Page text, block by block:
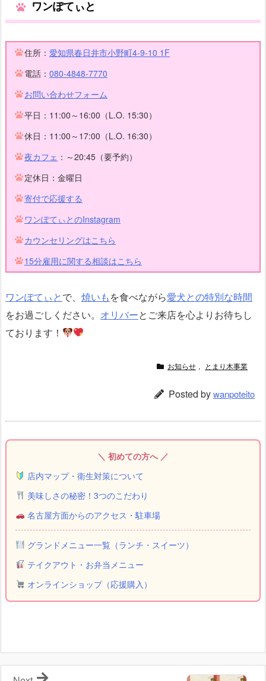
ワンぽてぃと
住所： 愛知県春日井市小野町4-9-10 1F
電話： 080-4848-7770
お問い合わせフォーム
平日：11:00～16:00（L.O. 15:30）
休日：11:00～17:00（L.O. 16:30）
夜カフェ ：～20:45（要予約）
定休日：金曜日
寄付で応援する
ワンぽてぃとのInstagram
カウンセリングはこちら
15分雇用に関する相談はこちら
ワンぽてぃとで、 焼いもを食べながら愛犬との特別な時間
をお過ごしください。 オリバーとご来店を心よりお待ちし
ております！
お知らせ , とまり木事業
Posted bywanpoteito
＼ 初めての方へ ／
店内マップ・衛生対策について
美味しさの秘密！3つのこだわり
名古屋方面からのアクセス・駐車場
グランドメニュー一覧（ランチ・スイーツ）
テイクアウト・お弁当メニュー
オンラインショップ（応援購入）